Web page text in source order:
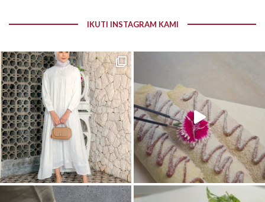
IKUTI INSTAGRAM KAMI